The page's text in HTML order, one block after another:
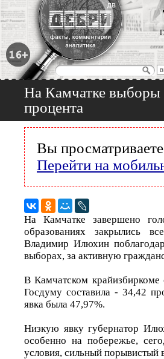
На Камчатке выборы
процента
Вы
Перейти на
На Камчатке завершено
образованиях закрылись
Владимир Илюхин
выборах, за активную
В Камчатском
Госдуму составила - 34,42
явка была 47,97%.
Низкую явку губернатор
особенно на побережье,
условия, сильный порывистый